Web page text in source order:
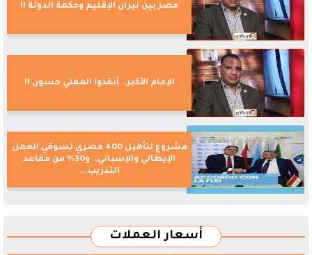
مصر بين نيران الإقليم وحكمة الدولة !!
الإمام الأكبر.. أنقذوا المفتي حسون !!
مشروع لتأهيل 400 مصري لسوقي العمل
الإيطالي والإسباني.. و30% من مقاعد
التدريب...
أسعار العملات